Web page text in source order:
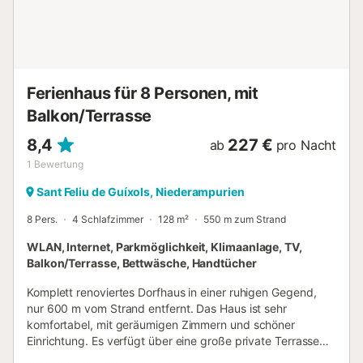
Ferienhaus für 8 Personen, mit
Balkon/Terrasse
8,4
1 Bewertung
ab 227 € pro Nacht
Sant Feliu de Guíxols, Niederampurien
8 Pers. 4 Schlafzimmer 128 m² 550 m zum Strand
WLAN, Internet, Parkmöglichkeit, Klimaanlage, TV,
Balkon/Terrasse, Bettwäsche, Handtücher
Komplett renoviertes Dorfhaus in einer ruhigen Gegend,
nur 600 m vom Strand entfernt. Das Haus ist sehr
komfortabel, mit geräumigen Zimmern und schöner
Einrichtung. Es verfügt über eine große private Terrasse